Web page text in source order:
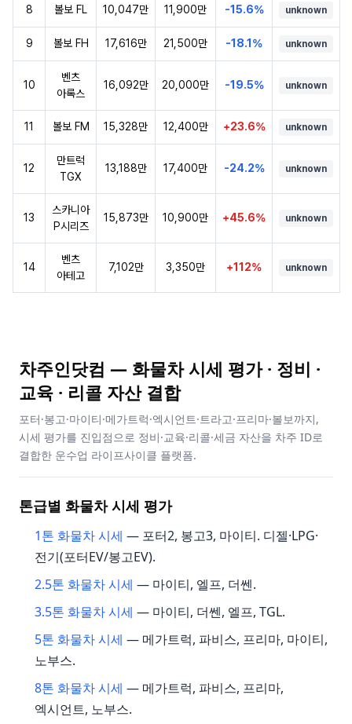
8 볼보 FL 10,047만 11,900만 -15.6% unknown
9 볼보 FH 17,616만 21,500만 -18.1% unknown
10
벤츠
아록스
16,092만 20,000만 -19.5% unknown
11 볼보 FM 15,328만 12,400만 +23.6% unknown
12
만트럭
TGX
13,188만 17,400만 -24.2% unknown
13
스카니아
P시리즈
15,873만 10,900만 +45.6% unknown
14
벤츠
아테고
7,102만 3,350만 +112% unknown
차주인닷컴 — 화물차 시세 평가 · 정비 ·
교육 · 리콜 자산 결합
포터·봉고·마이티·메가트럭·엑시언트·트라고·프리마·볼보까지,
시세 평가를 진입점으로 정비·교육·리콜·세금 자산을 차주 ID로
결합한 운수업 라이프사이클 플랫폼.
톤급별 화물차 시세 평가
1톤 화물차 시세 — 포터2, 봉고3, 마이티. 디젤·LPG·
전기(포터EV/봉고EV).
2.5톤 화물차 시세 — 마이티, 엘프, 더쎈.
3.5톤 화물차 시세 — 마이티, 더쎈, 엘프, TGL.
5톤 화물차 시세 — 메가트럭, 파비스, 프리마, 마이티,
노부스.
8톤 화물차 시세 — 메가트럭, 파비스, 프리마,
엑시언트, 노부스.